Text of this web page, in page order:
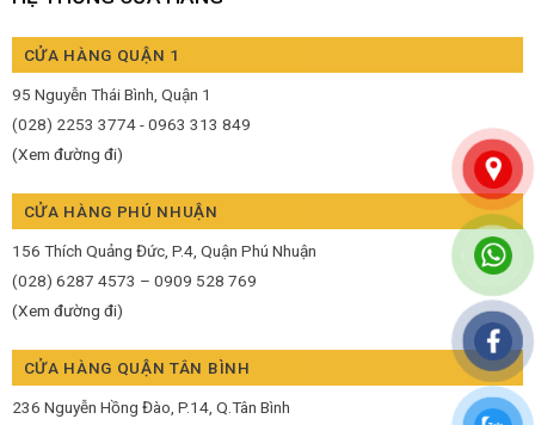
CỬA HÀNG QUẬN 1
95 Nguyễn Thái Bình, Quận 1
(028) 2253 3774 - 0963 313 849
(Xem đường đi)
CỬA HÀNG PHÚ NHUẬN
156 Thích Quảng Đức, P.4, Quận Phú Nhuận
(028) 6287 4573 – 0909 528 769
(Xem đường đi)
CỬA HÀNG QUẬN TÂN BÌNH
236 Nguyễn Hồng Đào, P.14, Q.Tân Bình